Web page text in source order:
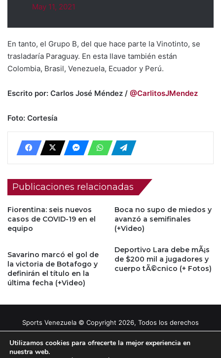
May 11, 2021
En tanto, el Grupo B, del que hace parte la Vinotinto, se
trasladaría Paraguay. En esta llave también están
Colombia, Brasil, Venezuela, Ecuador y Perú.
Escrito por: Carlos José Méndez / @CarlitosJMendez
Foto: Cortesía
Publicaciones relacionadas
Fiorentina: seis nuevos
casos de COVID-19 en el
equipo
Boca no supo de miedos y
avanzó a semifinales
(+Video)
Savarino marcó el gol de
la victoria de Botafogo y
definirán el título en la
última fecha (+Video)
Deportivo Lara debe mÃ¡s
de $200 mil a jugadores y
cuerpo tÃ©cnico (+ Fotos)
Sports Venezuela © Copyright 2026, Todos los derechos
Utilizamos cookies para ofrecerte la mejor experiencia en
nuestra web.